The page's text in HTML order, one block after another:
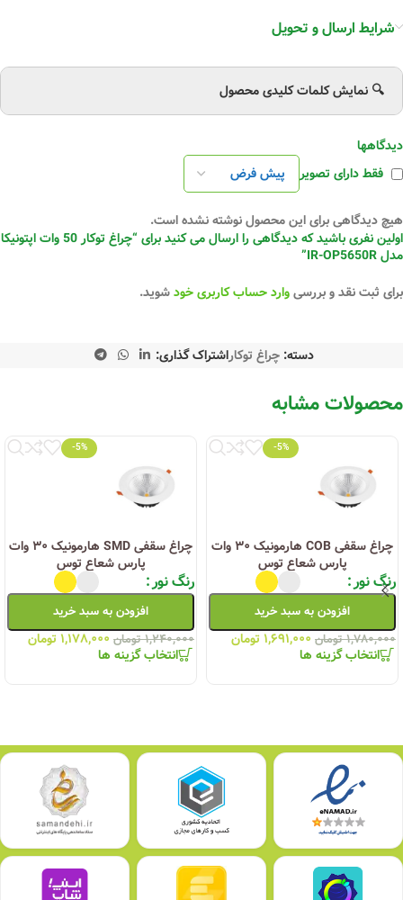
شرایط ارسال و تحویل
🔍 نمایش کلمات کلیدی محصول
دیدگاهها
فقط دارای تصویر
هیچ دیدگاهی برای این محصول نوشته نشده است.
اولین نفری باشید که دیدگاهی را ارسال می کنید برای “چراغ توکار 50 وات اپتونیکا
مدل IR-OP5650R”
برای ثبت نقد و بررسیوارد حساب کاربری خودشوید.
دسته: چراغ توکاراشتراک گذاری:
محصولات مشابه
-5%
چراغ سقفی COB هارمونیک ۳۰ وات
پارس شعاع توس
رنگ نور
افزودن به سبد خرید
۱,۷۸۰,۰۰۰ تومان ۱,۶۹۱,۰۰۰ تومان
انتخاب گزینه ها
-5%
چراغ سقفی SMD هارمونیک ۳۰ وات
پارس شعاع توس
رنگ نور
افزودن به سبد خرید
۱,۲۴۰,۰۰۰ تومان ۱,۱۷۸,۰۰۰ تومان
انتخاب گزینه ها